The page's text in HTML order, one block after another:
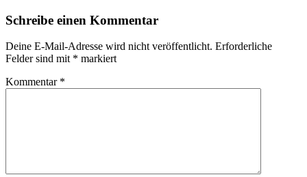
Schreibe einen Kommentar
Deine E-Mail-Adresse wird nicht veröffentlicht. Erforderliche
Felder sind mit * markiert
Kommentar *